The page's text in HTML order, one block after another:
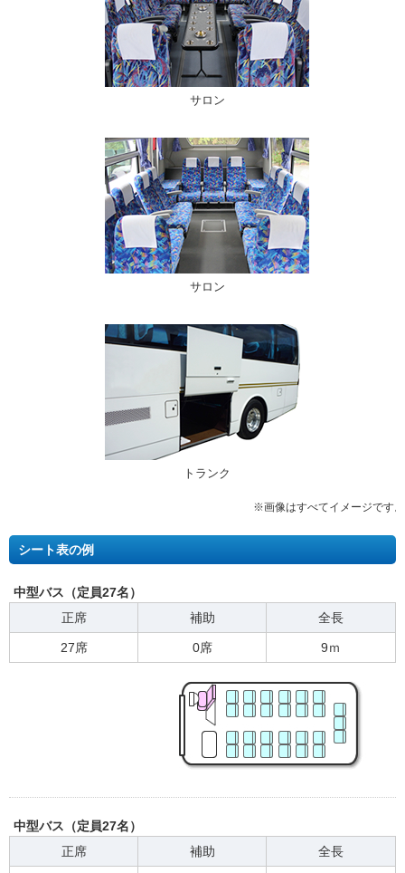
サロン
サロン
トランク
シート表の例
中型バス（定員27名）
正席
補助 全長
27席 0席 9ｍ
中型バス（定員27名）
正席
補助 全長